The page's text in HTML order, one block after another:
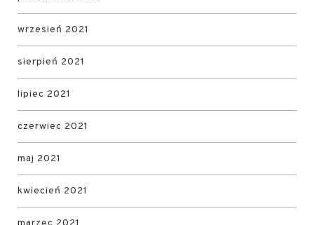
wrzesień 2021
sierpień 2021
lipiec 2021
czerwiec 2021
maj 2021
kwiecień 2021